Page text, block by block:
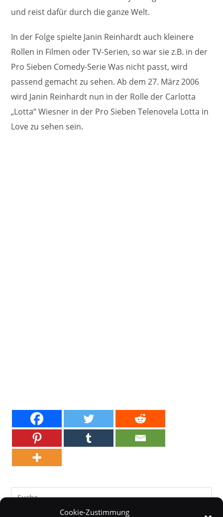
Cookie-Zustimmung
und reist dafür durch die ganze Welt.
In der Folge spielte Janin Reinhardt auch kleinere
Rollen in Filmen oder TV-Serien, so war sie z.B. in der
Pro Sieben Comedy-Serie Was nicht passt, wird
passend gemacht zu sehen. Ab dem 27. März 2006
wird Janin Reinhardt nun in der Rolle der Carlotta
„Lotta“ Wiesner in der Pro Sieben Telenovela Lotta in
Love zu sehen sein.